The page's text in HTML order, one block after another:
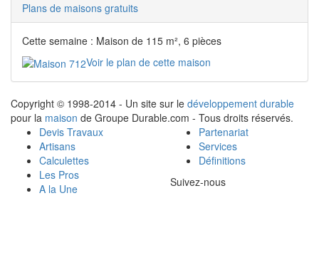
Plans de maisons gratuits
Cette semaine : Maison de 115 m², 6 pièces
Voir le plan de cette maison
Copyright © 1998-2014 - Un site sur le développement durable
pour la maison de Groupe Durable.com - Tous droits réservés.
Devis Travaux
Artisans
Calculettes
Les Pros
A la Une
Partenariat
Services
Définitions
Suivez-nous